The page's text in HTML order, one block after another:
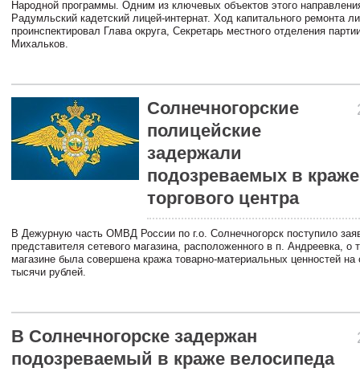
Народной программы. Одним из ключевых объектов этого
Радумльский кадетский лицей-интернат. Ход капитального ремонта
проинспектировал Глава округа, Секретарь местного отделения
Михальков.
Солнечногорские
полицейские
задержали
подозреваемых в
торгового центра
В Дежурную часть ОМВД России по г.о. Солнечногорск поступило
представителя сетевого магазина, расположенного в п. Андреевка, о
магазине была совершена кража товарно-материальных ценностей
тысячи рублей.
В Солнечногорске задержан
подозреваемый в краже велосипеда